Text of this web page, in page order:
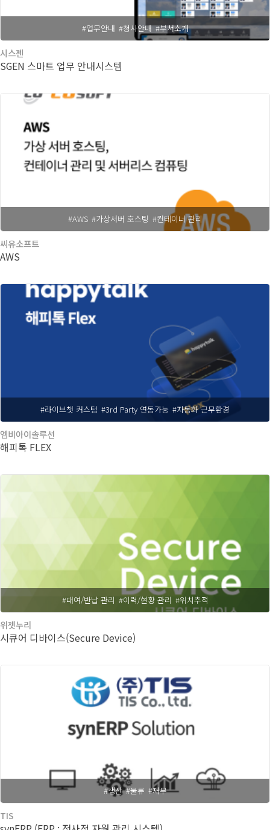
#업무안내 #청사안내 #부서소개
시스젠
SGEN 스마트 업무 안내시스템
#AWS #가상서버 호스팅 #컨테이너 관리
씨유소프트
AWS
#라이브챗 커스텀 #3rd Party 연동가능 #자동화 근무환경
엠비아이솔루션
해피톡 FLEX
#대여/반납 관리 #이력/현황 관리 #위치추적
위젯누리
시큐어 디바이스(Secure Device)
#생산 #물류 #재무
TIS